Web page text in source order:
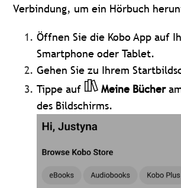
Verbindung, um ein Hörbuch
Öffnen Sie die Kobo App auf
Smartphone oder Tablet.
Gehen Sie zu Ihrem
Tippe auf
Meine Bücher
des Bildschirms.